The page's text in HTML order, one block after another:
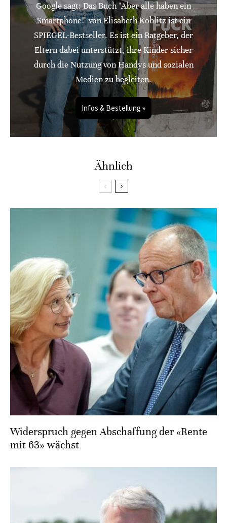
Google sagt: Das Buch "Aber alle haben ein
Smartphone!" von Elisabeth Koblitz ist ein
SPIEGEL-Bestseller. Es ist ein Ratgeber, der
Eltern dabei unterstützt, ihre Kinder sicher
durch die Nutzung von Handys und sozialen
Medien zu begleiten.
Infos & Bestellung »
Ähnlich
Widerspruch gegen Abschaffung der «Rente
mit 63» wächst